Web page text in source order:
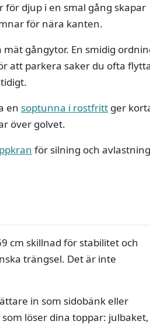
för djup i en smal gång skapar
för nära kanten.
gångytor. En smidig
att parkera saker du ofta
en soptunna i rostfritt ger
över golvet.
för silning och
cm skillnad för stabilitet och
trängsel. Det är inte
in som sidobänk eller
löser dina toppar: julbaket,